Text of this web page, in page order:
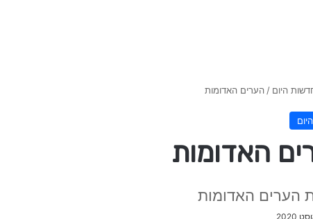
היום / הערים האדומות
האדומות
הערים האדומות